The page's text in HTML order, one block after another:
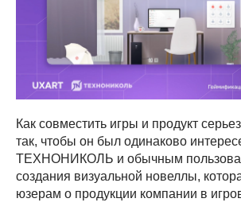
Как совместить игры и продукт
так, чтобы он был одинаково
ТЕХНОНИКОЛЬ и обычным
создания визуальной новеллы,
юзерам о продукции компании в